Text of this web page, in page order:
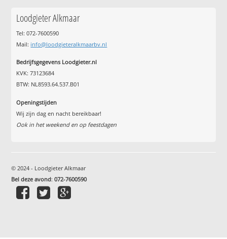
Loodgieter Alkmaar
Tel: 072-7600590
Mail: info@loodgieteralkmaarbv.nl
Bedrijfsgegevens Loodgieter.nl
KVK: 73123684
BTW: NL8593.64.537.B01
Openingstijden
Wij zijn dag en nacht bereikbaar!
Ook in het weekend en op feestdagen
© 2024 - Loodgieter Alkmaar
Bel deze avond:072-7600590